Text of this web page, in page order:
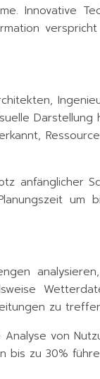
Innovative
anfänglicher
um
zu
von
bis zu 30%